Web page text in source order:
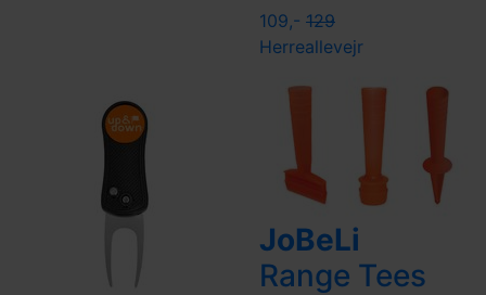
109,- 129
Herreallevejr
JoBeLi
Range Tees